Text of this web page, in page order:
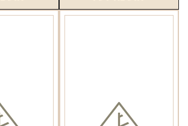
אוריגינל
ארוך